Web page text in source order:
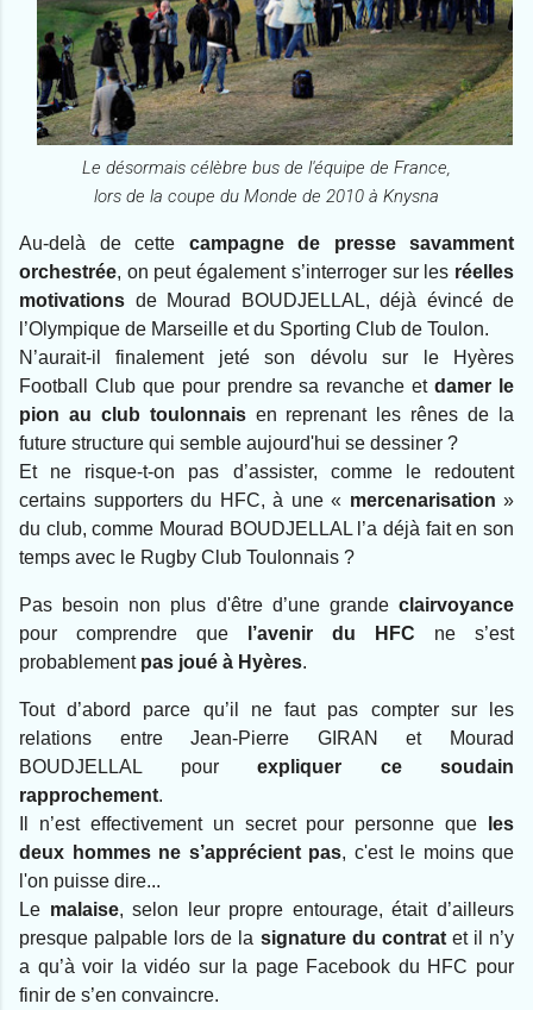
Le désormais célèbre bus de l'équipe de France,
lors de la coupe du Monde de 2010 à Knysna
Au-delà de cette campagne de presse savamment
orchestrée, on peut également s’interroger sur les réelles
motivations de Mourad BOUDJELLAL, déjà évincé de
l’Olympique de Marseille et du Sporting Club de Toulon.
N’aurait-il finalement jeté son dévolu sur le Hyères
Football Club que pour prendre sa revanche etdamer le
pion au club toulonnaisen reprenant les rênes de la
future structure qui semble aujourd'hui se dessiner ?
Et ne risque-t-on pas d’assister, comme le redoutent
certains supporters du HFC, à une « mercenarisation »
du club, comme Mourad BOUDJELLAL l’a déjà fait en son
temps avec le Rugby Club Toulonnais ?
Pas besoin non plus d'être d’une grande clairvoyance
pour comprendre que
l’avenir du HFC ne s’est
probablement pas joué à Hyères.
Tout d’abord parce qu’il ne faut pas compter sur les
relations entre Jean-Pierre GIRAN et Mourad
BOUDJELLAL pour expliquer ce soudain
rapprochement.
Il n’est effectivement un secret pour personne que
les
deux hommes ne s’apprécient pas, c'est le moins que
l'on puisse dire...
Le malaise, selon leur propre entourage, était d’ailleurs
presque palpable lors de la signature du contrat et il n’y
a qu’à voir la vidéo sur la page Facebook du HFC pour
finir de s’en convaincre.